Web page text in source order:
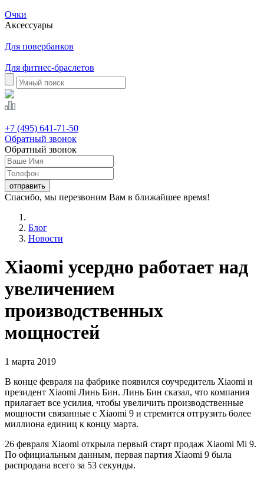
Очки
Аксессуары
Для повербанков
Для фитнес-браслетов
+7 (495) 641-71-50
Обратный звонок
Обратный звонок
Спасибо, мы перезвоним Вам в ближайшее время!
Блог
Новости
Xiaomi усердно работает над
увеличением
производственных
мощностей
1 марта 2019
В конце февраля на фабрике появился соучредитель Xiaomi и
президент Xiaomi Линь Бин. Линь Бин сказал, что компания
прилагает все усилия, чтобы увеличить производственные
мощности связанные с Xiaomi 9 и стремится отгрузить более
миллиона единиц к концу марта.
26 февраля Xiaomi открыла первый старт продаж Xiaomi Mi 9.
По официальным данным, первая партия Xiaomi 9 была
распродана всего за 53 секунды.